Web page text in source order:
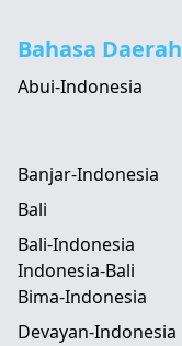
Bahasa Daerah
Abui-Indonesia
Banjar-Indonesia
Bali
Bali-Indonesia
Indonesia-Bali
Bima-Indonesia
Devayan-Indonesia